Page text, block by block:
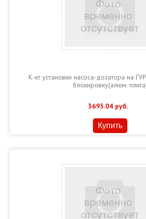
К-кт установки насоса-дозатора на
блокировку(алюм.
3693.04 руб.
Купить